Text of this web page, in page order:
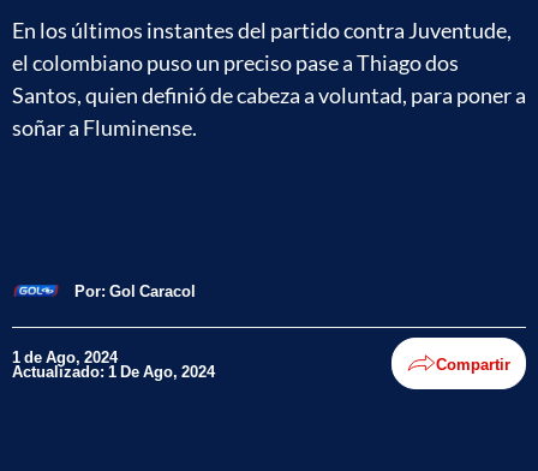
En los últimos instantes del partido contra Juventude,
el colombiano puso un preciso pase a Thiago dos
Santos, quien definió de cabeza a voluntad, para poner a
soñar a Fluminense.
Por: Gol Caracol
1 de Ago, 2024
Actualizado: 1 De Ago, 2024 Compartir